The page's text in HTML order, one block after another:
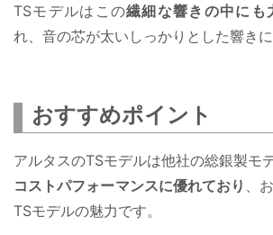
TSモデルはこの繊細な響きの中にも
れ、音の芯が太いしっかりとした響きに
おすすめポイント
アルタスのTSモデルは他社の総銀製モ
コストパフォーマンスに優れており
、
TSモデルの魅力です。